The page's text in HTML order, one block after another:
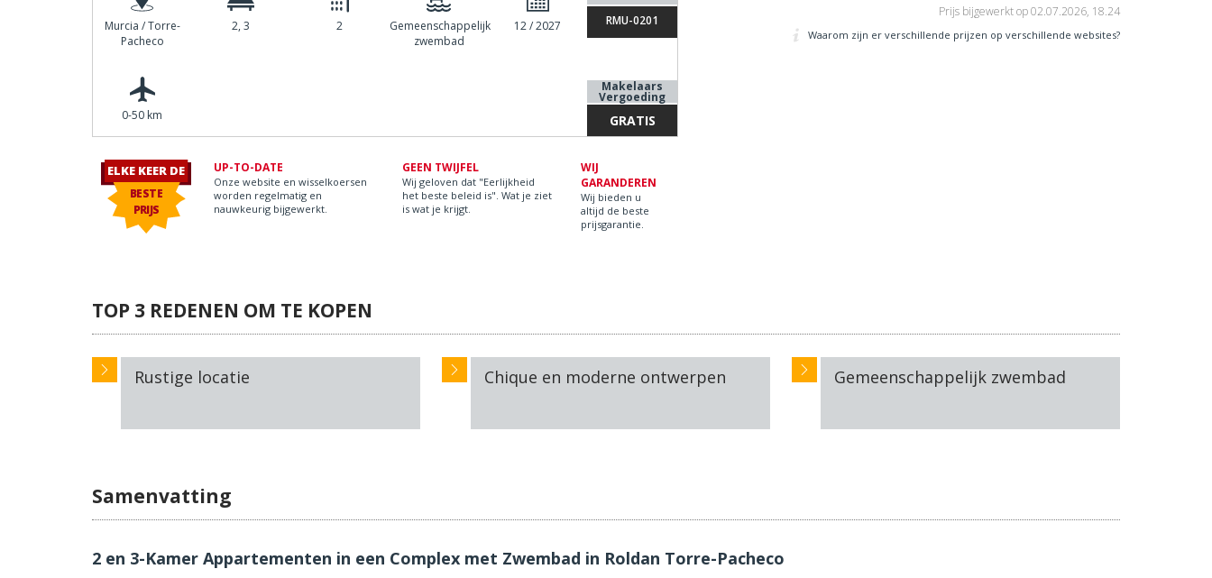
RMU-0201
Makelaars
Vergoeding
GRATIS
Murcia / Torre-
Pacheco
2, 3 2
Gemeenschappelijk
zwembad
12 / 2027
0-50 km
ELKE KEER DE
BESTE
PRIJS
UP-TO-DATE
Onze website en wisselkoersen
worden regelmatig en
nauwkeurig bijgewerkt.
GEEN TWIJFEL
Wij geloven dat "Eerlijkheid
het beste beleid is". Wat je ziet
is wat je krijgt.
WIJ
GARANDEREN
Wij bieden u
altijd de beste
prijsgarantie.
Prijs bijgewerkt op02.07.2026, 18.24
Waarom zijn er verschillende prijzen op verschillende websites?
TOP 3 REDENEN OM TE KOPEN
Rustige locatie Chique en moderne ontwerpen Gemeenschappelijk zwembad
Samenvatting
2 en 3-Kamer Appartementen in een Complex met Zwembad in Roldan Torre-Pacheco